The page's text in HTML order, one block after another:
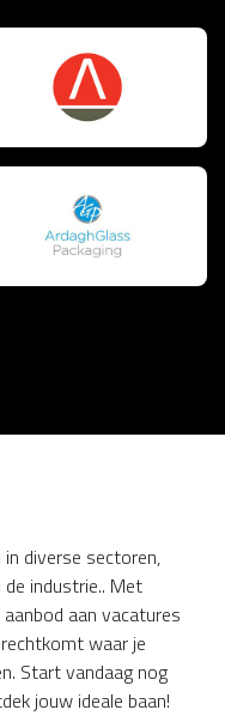
diverse sectoren,
industrie.. Met
aan vacatures
waar je
Start vandaag nog
jouw ideale baan!